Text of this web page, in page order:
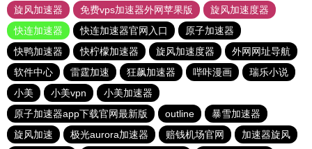
旋风加速器
免费vps加速器外网苹果版
旋风加速度器
快连加速器
快连加速器官网入口
原子加速器
快鸭加速器
快柠檬加速器 旋风加速度器
外网网址导航
软件中心
雷霆加速 狂飙加速器 哔咔漫画
瑞乐小说
小美
小美vpn
小美加速器
原子加速器app下载官网最新版
outline
暴雪加速器
旋风加速
极光aurora加速器 赔钱机场官网
加速器旋风